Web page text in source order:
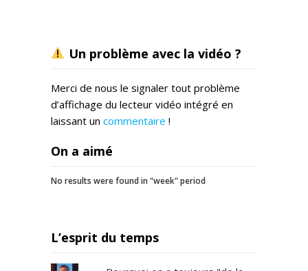
Un problème avec la vidéo ?
Merci de nous le signaler tout problème
d’affichage du lecteur vidéo intégré en
laissant un commentaire !
On a aimé
No results were found in "week" period
L’esprit du temps